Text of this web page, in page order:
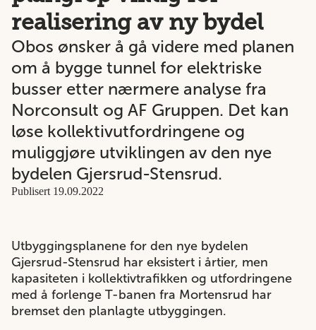
realisering av ny bydel
Obos ønsker å gå videre med planen
om å bygge tunnel for elektriske
busser etter nærmere analyse fra
Norconsult og AF Gruppen. Det kan
løse kollektivutfordringene og
muliggjøre utviklingen av den nye
bydelen Gjersrud-Stensrud.
Publisert 19.09.2022
Utbyggingsplanene for den nye bydelen
Gjersrud-Stensrud har eksistert i årtier, men
kapasiteten i kollektivtrafikken og utfordringene
med å forlenge T-banen fra Mortensrud har
bremset den planlagte utbyggingen.